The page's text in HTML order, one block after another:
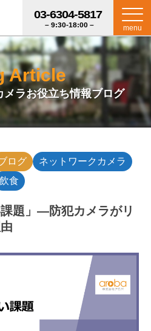
menu
03-6304-5817
– 9:30-18:00 –
Article
ラお役立ち情報ブログ
ログ
ネットワークカメラ
飲食
課題」—防犯カメラがリ